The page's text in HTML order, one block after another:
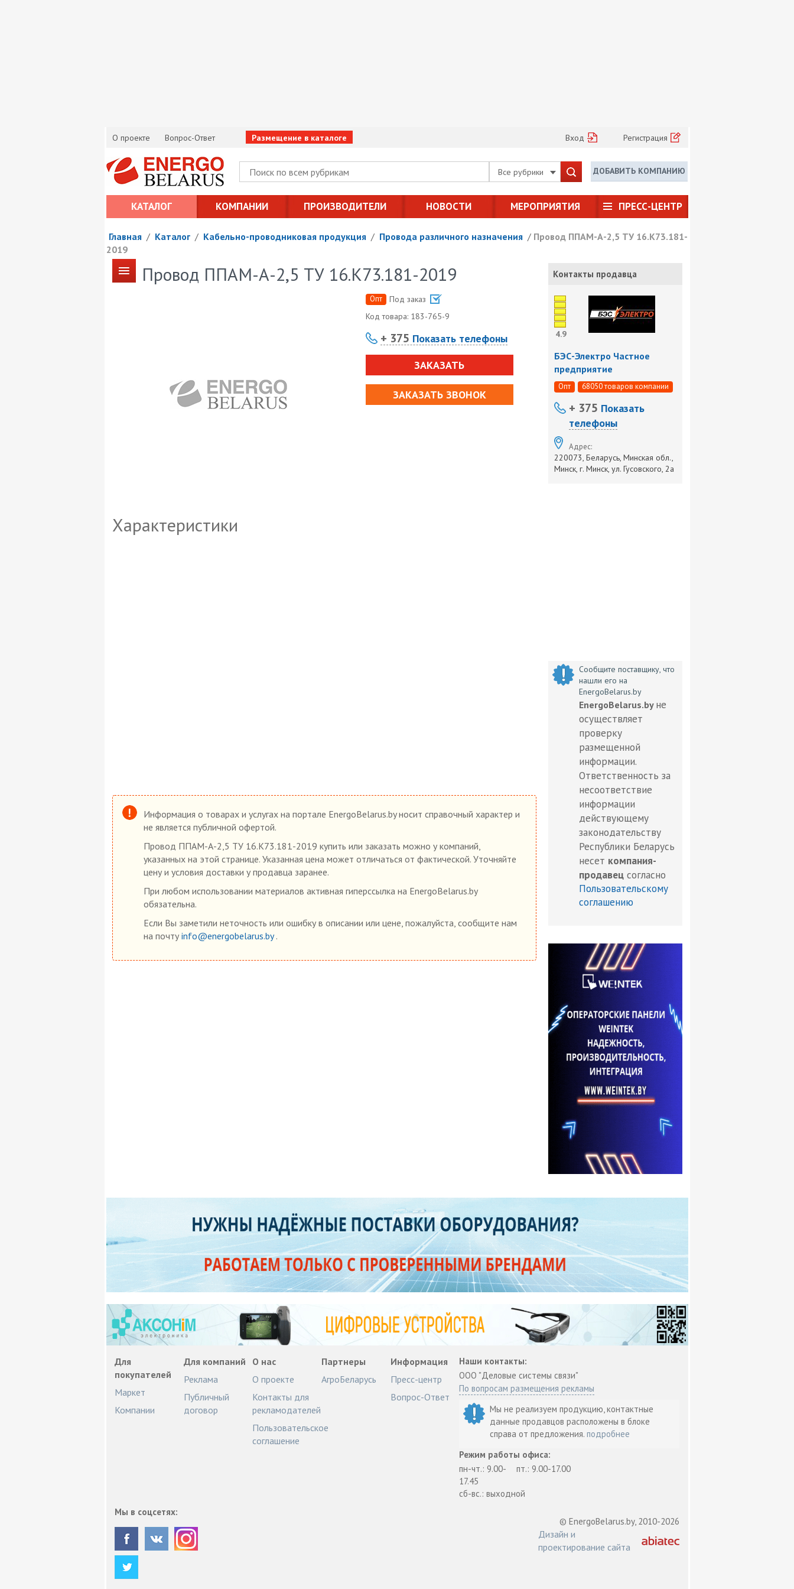
О проекте Вопрос-Ответ Размещение в каталоге Вход Регистрация
Все рубрики ДОБАВИТЬ КОМПАНИЮ
КАТАЛОГ КОМПАНИИ ПРОИЗВОДИТЕЛИ НОВОСТИ МЕРОПРИЯТИЯ ПРЕСС-ЦЕНТР
Главная / Каталог / Кабельно-проводниковая продукция / Провода различного назначения / Провод ППАМ-А-2,5 ТУ 16.К73.181-
2019
Провод ППАМ-А-2,5 ТУ 16.К73.181-2019
Опт
Под заказ
Код товара: 183-765-9
+ 375 Показать телефоны
ЗАКАЗАТЬ
ЗАКАЗАТЬ ЗВОНОК
Характеристики
Контакты продавца
4.9
БЭС-Электро Частное
предприятие
Опт 68050 товаров компании
+ 375 Показать
телефоны
Адрес:
220073, Беларусь, Минская обл.,
Минск, г. Минск, ул. Гусовского, 2а
Сообщите поставщику, что
нашли его на
EnergoBelarus.by
EnergoBelarus.by не
осуществляет
проверку
размещенной
информации.
Ответственность за
несоответствие
информации
действующему
законодательству
Республики Беларусь
несет компания-
продавец согласно
Пользовательскому
соглашению
Информация о товарах и услугах на портале EnergoBelarus.by носит справочный характер и
не является публичной офертой.
Провод ППАМ-А-2,5 ТУ 16.К73.181-2019 купить или заказать можно у компаний,
указанных на этой странице. Указанная цена может отличаться от фактической. Уточняйте
цену и условия доставки у продавца заранее.
При любом использовании материалов активная гиперссылка на EnergoBelarus.by
обязательна.
Если Вы заметили неточность или ошибку в описании или цене, пожалуйста, сообщите нам
на почту info@energobelarus.by.
Для
покупателей
Маркет
Компании
Для компаний
Реклама
Публичный
договор
О нас
О проекте
Контакты для
рекламодателей
Пользовательское
соглашение
Партнеры
АгроБеларусь
Информация
Пресс-центр
Вопрос-Ответ
Наши контакты:
ООО "Деловые системы связи"
По вопросам размещения рекламы
Мы не реализуем продукцию, контактные
данные продавцов расположены в блоке
справа от предложения.подробнее
Режим работы офиса:
пн-чт.: 9.00-
17.45
пт.: 9.00-17.00
сб-вс.: выходной
Мы в соцсетях:
© EnergoBelarus.by, 2010-2026
Дизайн и
проектирование сайта